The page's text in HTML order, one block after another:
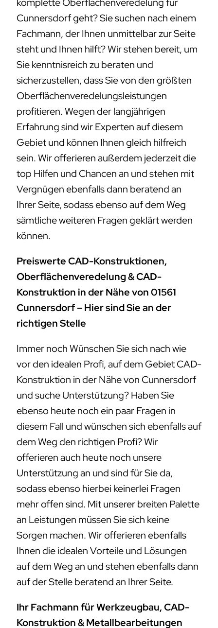
Oberflächenveredelungsleistungen
profitieren. Wegen der langjährigen
Erfahrung sind wir Experten auf diesem
Gebiet und können Ihnen gleich hilfreich
sein. Wir offerieren außerdem jederzeit die
top Hilfen und Chancen an und stehen mit
Vergnügen ebenfalls dann beratend an
Ihrer Seite, sodass ebenso auf dem Weg
sämtliche weiteren Fragen geklärt werden
können.
Preiswerte CAD-Konstruktionen,
Oberflächenveredelung & CAD-
Konstruktion in der Nähe von 01561
Cunnersdorf – Hier sind Sie an der
richtigen Stelle
Immer noch Wünschen Sie sich nach wie
vor den idealen Profi, auf dem Gebiet CAD-
Konstruktion in der Nähe von Cunnersdorf
und suche Unterstützung? Haben Sie
ebenso heute noch ein paar Fragen in
dem Weg den richtigen Profi? Wir
offerieren auch heute noch unsere
Unterstützung an und sind für Sie da,
sodass ebenso hierbei keinerlei Fragen
mehr offen sind. Mit unserer breiten Palette
an Leistungen müssen Sie sich keine
Sorgen machen. Wir offerieren ebenfalls
Ihnen die idealen Vorteile und Lösungen
auf dem Weg an und stehen ebenfalls dann
auf der Stelle beratend an Ihrer Seite.
Ihr Fachmann für Werkzeugbau, CAD-
Konstruktion & Metallbearbeitungen
Ihnen ist es wichtig ebenso heute noch
jemand zu finden der sich im Übrigen
Cunnersdorf auskennt und helfen kann? Ihr
Wunsch ist es genauso heute noch einen